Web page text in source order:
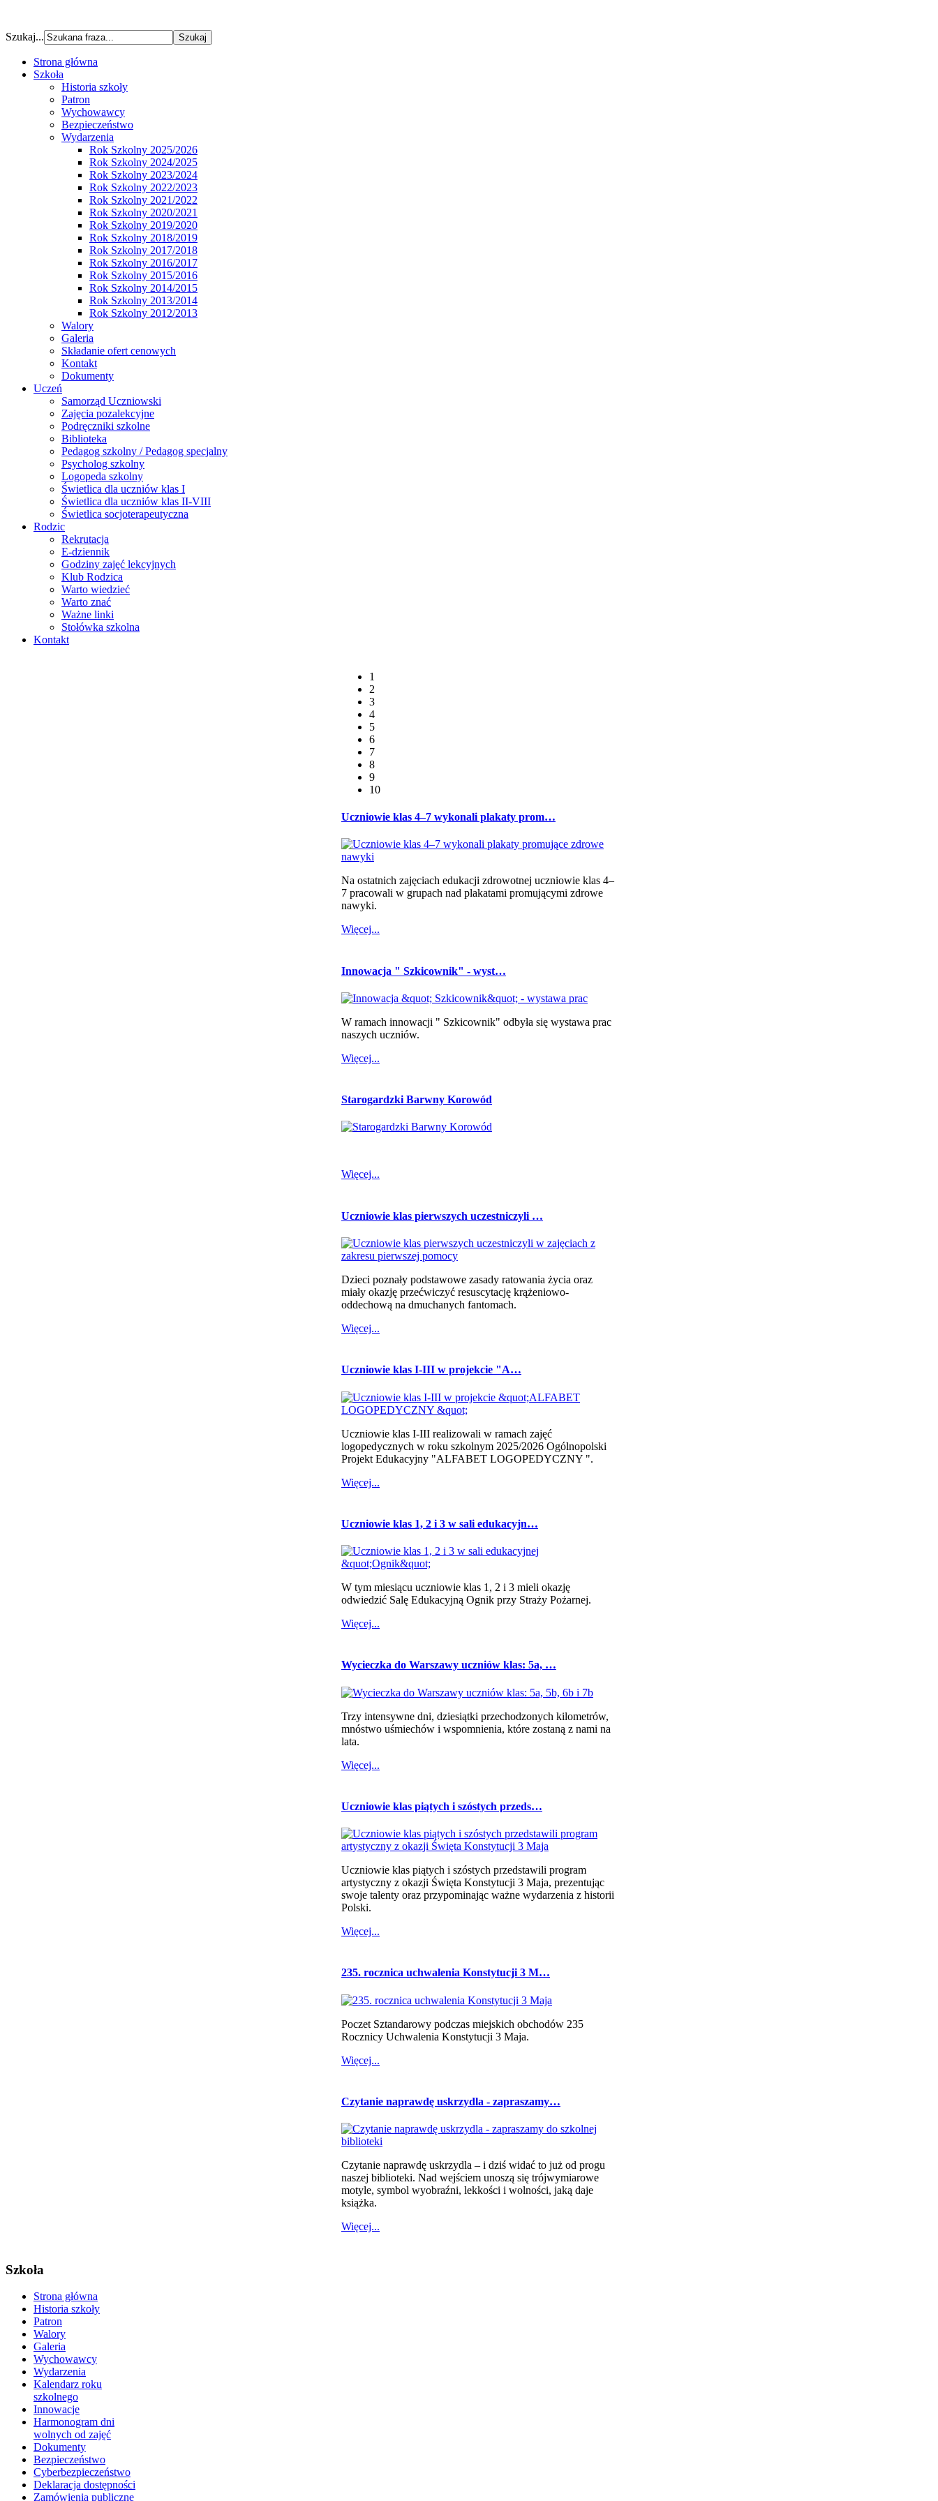
Szukaj...
Strona główna
Szkoła
Historia szkoły
Patron
Wychowawcy
Bezpieczeństwo
Wydarzenia
Rok Szkolny 2025/2026
Rok Szkolny 2024/2025
Rok Szkolny 2023/2024
Rok Szkolny 2022/2023
Rok Szkolny 2021/2022
Rok Szkolny 2020/2021
Rok Szkolny 2019/2020
Rok Szkolny 2018/2019
Rok Szkolny 2017/2018
Rok Szkolny 2016/2017
Rok Szkolny 2015/2016
Rok Szkolny 2014/2015
Rok Szkolny 2013/2014
Rok Szkolny 2012/2013
Walory
Galeria
Składanie ofert cenowych
Kontakt
Dokumenty
Uczeń
Samorząd Uczniowski
Zajęcia pozalekcyjne
Podręczniki szkolne
Biblioteka
Pedagog szkolny / Pedagog specjalny
Psycholog szkolny
Logopeda szkolny
Świetlica dla uczniów klas I
Świetlica dla uczniów klas II-VIII
Świetlica socjoterapeutyczna
Rodzic
Rekrutacja
E-dziennik
Godziny zajęć lekcyjnych
Klub Rodzica
Warto wiedzieć
Warto znać
Ważne linki
Stołówka szkolna
Kontakt
1
2
3
4
5
6
7
8
9
10
Uczniowie klas 4–7 wykonali plakaty prom…
Na ostatnich zajęciach edukacji zdrowotnej uczniowie klas 4–
7 pracowali w grupach nad plakatami promującymi zdrowe
nawyki.
Więcej...
Innowacja " Szkicownik" - wyst…
W ramach innowacji " Szkicownik" odbyła się wystawa prac
naszych uczniów.
Więcej...
Starogardzki Barwny Korowód
Więcej...
Uczniowie klas pierwszych uczestniczyli …
Dzieci poznały podstawowe zasady ratowania życia oraz
miały okazję przećwiczyć resuscytację krążeniowo-
oddechową na dmuchanych fantomach.
Więcej...
Uczniowie klas I-III w projekcie "A…
Uczniowie klas I-III realizowali w ramach zajęć
logopedycznych w roku szkolnym 2025/2026 Ogólnopolski
Projekt Edukacyjny "ALFABET LOGOPEDYCZNY ".
Więcej...
Uczniowie klas 1, 2 i 3 w sali edukacyjn…
W tym miesiącu uczniowie klas 1, 2 i 3 mieli okazję
odwiedzić Salę Edukacyjną Ognik przy Straży Pożarnej.
Więcej...
Wycieczka do Warszawy uczniów klas: 5a, …
Trzy intensywne dni, dziesiątki przechodzonych kilometrów,
mnóstwo uśmiechów i wspomnienia, które zostaną z nami na
lata.
Więcej...
Uczniowie klas piątych i szóstych przeds…
Uczniowie klas piątych i szóstych przedstawili program
artystyczny z okazji Święta Konstytucji 3 Maja, prezentując
swoje talenty oraz przypominając ważne wydarzenia z historii
Polski.
Więcej...
235. rocznica uchwalenia Konstytucji 3 M…
Poczet Sztandarowy podczas miejskich obchodów 235
Rocznicy Uchwalenia Konstytucji 3 Maja.
Więcej...
Czytanie naprawdę uskrzydla - zapraszamy…
Czytanie naprawdę uskrzydla – i dziś widać to już od progu
naszej biblioteki. Nad wejściem unoszą się trójwymiarowe
motyle, symbol wyobraźni, lekkości i wolności, jaką daje
książka.
Więcej...
Szkoła
Strona główna
Historia szkoły
Patron
Walory
Galeria
Wychowawcy
Wydarzenia
Kalendarz roku
szkolnego
Innowacje
Harmonogram dni
wolnych od zajęć
Dokumenty
Bezpieczeństwo
Cyberbezpieczeństwo
Deklaracja dostępności
Zamówienia publiczne